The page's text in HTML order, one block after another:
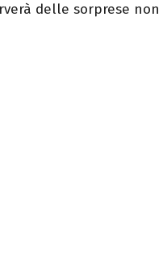
delle sorprese non